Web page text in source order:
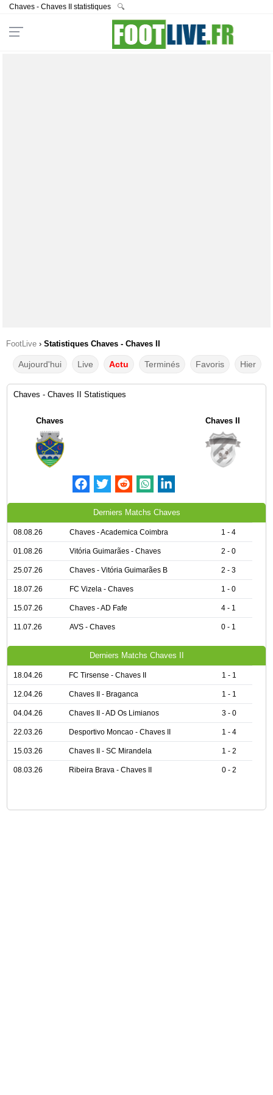
Chaves - Chaves II statistiques 🔍
FootLive › Statistiques Chaves - Chaves II
Aujourd'hui Live Actu Terminés Favoris Hier
Chaves - Chaves II Statistiques
Chaves Chaves II
Derniers Matchs Chaves
08.08.26 Chaves - Academica Coimbra 1 - 4
01.08.26 Vitória Guimarães - Chaves 2 - 0
25.07.26 Chaves - Vitória Guimarães B 2 - 3
18.07.26 FC Vizela - Chaves 1 - 0
15.07.26 Chaves - AD Fafe 4 - 1
11.07.26 AVS - Chaves 0 - 1
Derniers Matchs Chaves II
18.04.26 FC Tirsense - Chaves II 1 - 1
12.04.26 Chaves II - Braganca 1 - 1
04.04.26 Chaves II - AD Os Limianos 3 - 0
22.03.26 Desportivo Moncao - Chaves II 1 - 4
15.03.26 Chaves II - SC Mirandela 1 - 2
08.03.26 Ribeira Brava - Chaves II 0 - 2